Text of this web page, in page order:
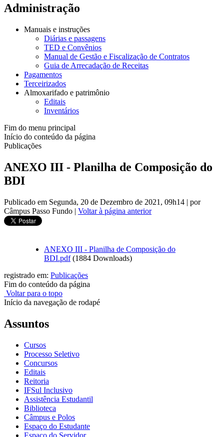
Administração
Manuais e instruções
Diárias e passagens
TED e Convênios
Manual de Gestão e Fiscalização de Contratos
Guia de Arrecadação de Receitas
Pagamentos
Terceirizados
Almoxarifado e patrimônio
Editais
Inventários
Fim do menu principal
Início do conteúdo da página
Publicações
ANEXO III - Planilha de Composição do
BDI
Publicado em Segunda, 20 de Dezembro de 2021, 09h14 | por
Câmpus Passo Fundo | Voltar à página anterior
ANEXO III - Planilha de Composição do
BDI.pdf (1884 Downloads)
registrado em: Publicações
Fim do conteúdo da página
Voltar para o topo
Início da navegação de rodapé
Assuntos
Cursos
Processo Seletivo
Concursos
Editais
Reitoria
IFSul Inclusivo
Assistência Estudantil
Biblioteca
Câmpus e Polos
Espaço do Estudante
Espaço do Servidor